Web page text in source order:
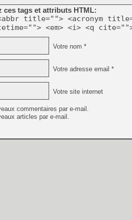
ces tags et attributs HTML:
title=""> <acronym
<em> <i> <q
Votre nom *
Votre adresse email *
Votre site internet
commentaires par e-mail.
articles par e-mail.